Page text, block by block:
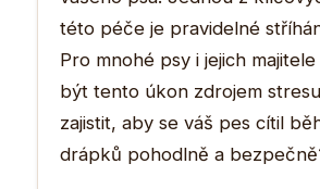
této péče je pravidelné
Pro mnohé psy i jejich
být tento úkon zdrojem
zajistit, aby se váš pes cítil
drápků pohodlně a